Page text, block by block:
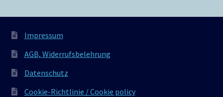
Impressum
AGB, Widerrufsbelehrung
Datenschutz
Cookie-Richtlinie / Cookie policy